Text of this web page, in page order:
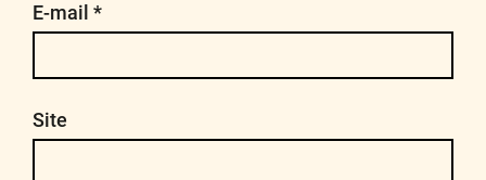
E-mail *
Site